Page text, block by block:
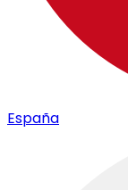
España